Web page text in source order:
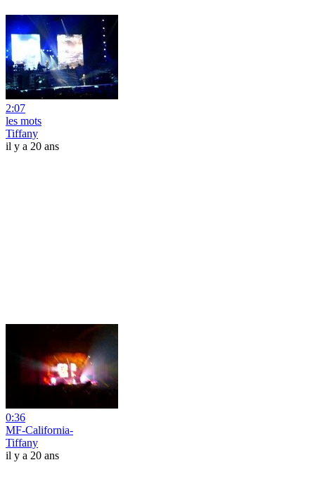
2:07
les mots
Tiffany
il y a 20 ans
0:36
MF-California-
Tiffany
il y a 20 ans